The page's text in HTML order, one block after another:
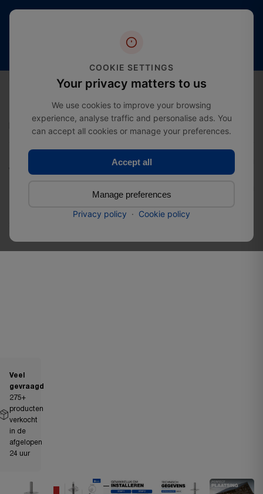
verzending
Bestsellers Verstelbare paalhouder met moer
Verstelbare paalhouder
Veel
gevraagd
275+
producten
verkocht
in de
afgelopen
24 uur
COOKIE SETTINGS
Your privacy matters to us
We use cookies to improve your browsing
experience, analyse traffic and personalise ads. You
can accept all cookies or manage your preferences.
Accept all
Manage preferences
Privacy policy · Cookie policy